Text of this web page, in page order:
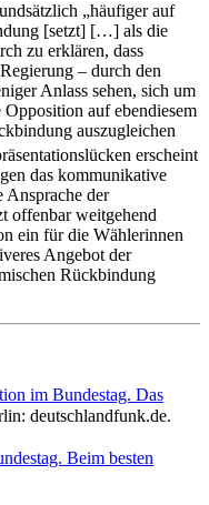
„häufiger auf
[setzt] […] als die
zu erklären, dass
– durch den
Anlass sehen, sich um
auf ebendiesem
auszugleichen
erscheint
das kommunikative
Ansprache der
offenbar weitgehend
ein für die Wählerinnen
Angebot der
Rückbindung
im Bundestag. Das
deutschlandfunk.de.
Beim besten